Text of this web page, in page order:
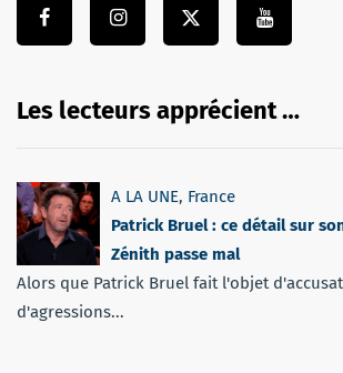
Les lecteurs apprécient …
A LA UNE, France
Patrick Bruel : ce détail sur
Zénith passe mal
Alors que Patrick Bruel fait l'objet
d'agressions...